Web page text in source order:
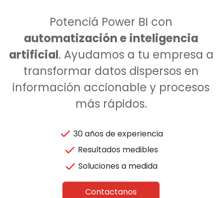
Potenciá Power BI con
automatización e inteligencia
artificial. Ayudamos a tu empresa a
transformar datos dispersos en
información accionable y procesos
más rápidos.
30 años de experiencia
Resultados medibles
Soluciones a medida
Contactanos